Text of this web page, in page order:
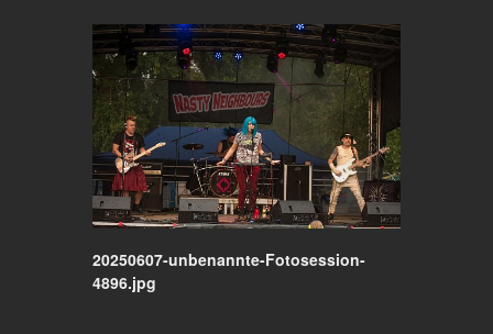
20250607-unbenannte-Fotosession-
4896.jpg